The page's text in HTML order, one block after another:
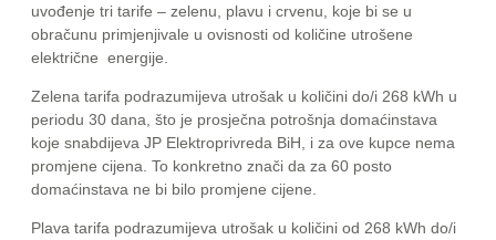
uvođenje tri tarife – zelenu, plavu i crvenu, koje bi se u
obračunu primjenjivale u ovisnosti od količine utrošene
električne energije.
Zelena tarifa podrazumijeva utrošak u količini do/i 268 kWh u
periodu 30 dana, što je prosječna potrošnja domaćinstava
koje snabdijeva JP Elektroprivreda BiH, i za ove kupce nema
promjene cijena. To konkretno znači da za 60 posto
domaćinstava ne bi bilo promjene cijene.
Plava tarifa podrazumijeva utrošak u količini od 268 kWh do/i